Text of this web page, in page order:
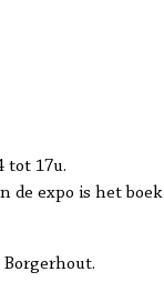
tot 17u.
de expo is het